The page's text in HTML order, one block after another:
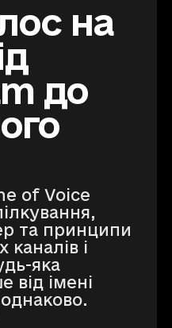
на
до
of Voice
та принципи
каналів і
яка
від імені